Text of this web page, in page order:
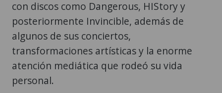
con discos como Dangerous, HIStory y
posteriormente Invincible, además de
algunos de sus conciertos,
transformaciones artísticas y la enorme
atención mediática que rodeó su vida
personal.